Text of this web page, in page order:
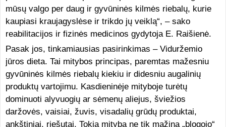
mūsų valgo per daug ir gyvūninės kilmės riebalų, kurie
kaupiasi kraujagyslėse ir trikdo jų veiklą“, – sako
reabilitacijos ir fizinės medicinos gydytoja E. Raišienė.
Pasak jos, tinkamiausias pasirinkimas – Viduržemio
jūros dieta. Tai mitybos principas, paremtas mažesniu
gyvūninės kilmės riebalų kiekiu ir didesniu augalinių
produktų vartojimu. Kasdieninėje mityboje turėtų
dominuoti alyvuogių ar sėmenų aliejus, šviežios
daržovės, vaisiai, žuvis, visadalių grūdų produktai,
ankštiniai, riešutai. Tokia mityba ne tik mažina „blogojo“